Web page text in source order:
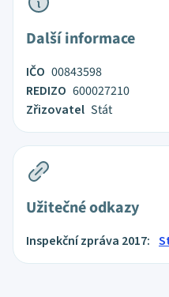
Další informace
IČO 00843598
REDIZO 600027210
Zřizovatel Stát
Užitečné odkazy
Inspekční zpráva 2017: